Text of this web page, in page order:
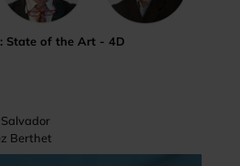
State of the Art - 4D
Berthet